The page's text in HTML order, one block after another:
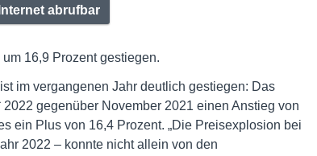
abrufbar
16,9 Prozent gestiegen.
im vergangenen Jahr deutlich gestiegen: Das
gegenüber November 2021 einen Anstieg von
ein Plus von 16,4 Prozent. „Die Preisexplosion bei
2022 – konnte nicht allein von den